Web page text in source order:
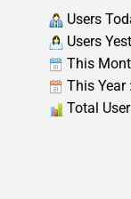
Users
Users
This
This Year
Total